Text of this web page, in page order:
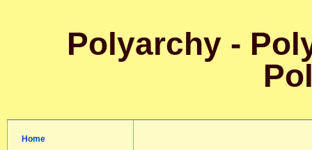
Polyarchy -
Home